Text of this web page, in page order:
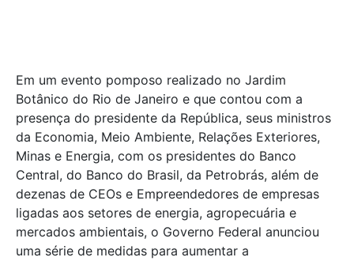
Em um evento pomposo realizado no Jardim
Botânico do Rio de Janeiro e que contou com a
presença do presidente da República, seus ministros
da Economia, Meio Ambiente, Relações Exteriores,
Minas e Energia, com os presidentes do Banco
Central, do Banco do Brasil, da Petrobrás, além de
dezenas de CEOs e Empreendedores de empresas
ligadas aos setores de energia, agropecuária e
mercados ambientais, o Governo Federal anunciou
uma série de medidas para aumentar a